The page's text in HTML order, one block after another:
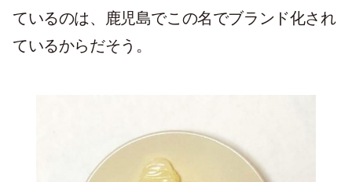
ているのは、鹿児島でこの名でブランド化され
ているからだそう。